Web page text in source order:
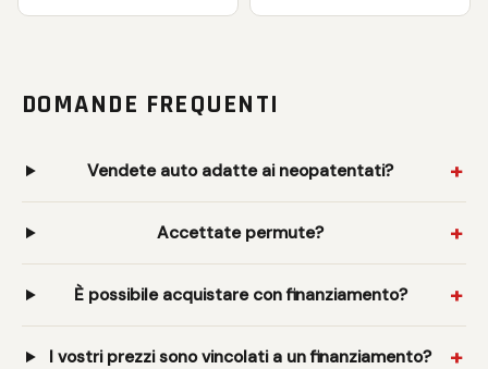
DOMANDE FREQUENTI
Vendete auto adatte ai neopatentati?
Accettate permute?
È possibile acquistare con finanziamento?
I vostri prezzi sono vincolati a un finanziamento?